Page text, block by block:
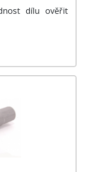
dílu ověřit